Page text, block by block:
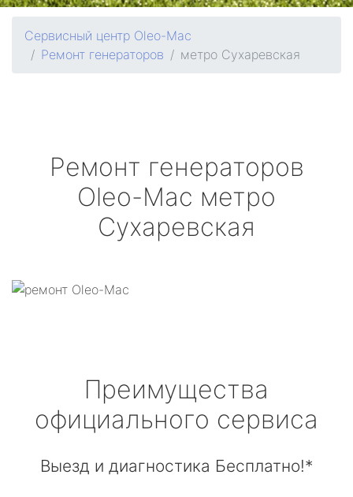
Сервисный центр Oleo-Mac
Ремонт генераторов
метро Сухаревская
Ремонт генераторов
Oleo-Mac метро
Сухаревская
Преимущества
официального сервиса
Выезд и диагностика Бесплатно!*